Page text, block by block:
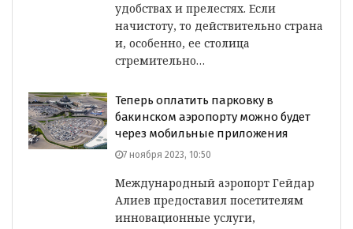
удобствах и прелестях. Если
начистоту, то действительно страна
и, особенно, ее столица
стремительно…
Теперь оплатить парковку в
бакинском аэропорту можно будет
через мобильные приложения
7 ноября 2023, 10:50
Международный аэропорт Гейдар
Алиев предоставил посетителям
инновационные услуги,